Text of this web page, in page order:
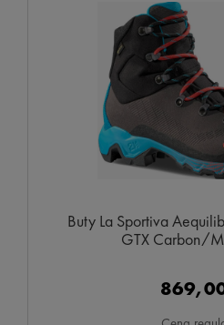
Buty La Sportiva
GTX Carbon/